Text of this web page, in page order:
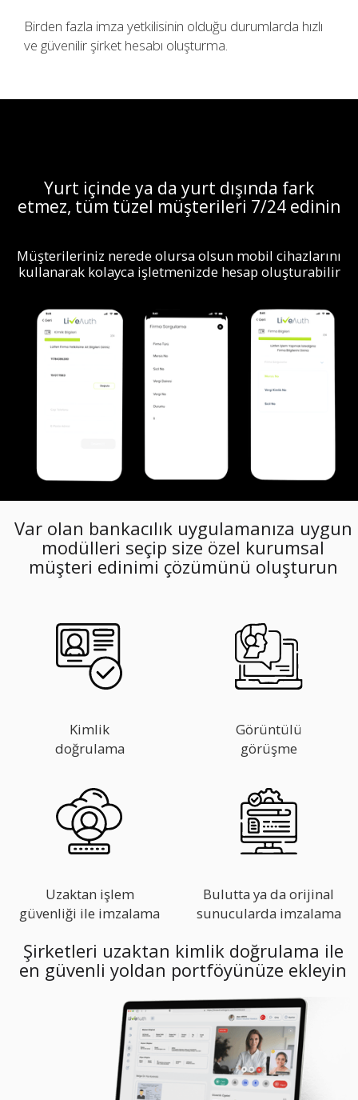
Birden fazla imza yetkilisinin olduğu durumlarda hızlı
ve güvenilir şirket hesabı oluşturma.
Yurt içinde ya da yurt dışında fark
etmez, tüm tüzel müşterileri 7/24 edinin
Müşterileriniz nerede olursa olsun mobil cihazlarını
kullanarak kolayca işletmenizde hesap oluşturabilir
Var olan bankacılık uygulamanıza uygun
modülleri seçip size özel kurumsal
müşteri edinimi çözümünü oluşturun
Kimlik
doğrulama
Görüntülü
görüşme
Uzaktan işlem
güvenliği ile imzalama
Bulutta ya da orijinal
sunucularda imzalama
Şirketleri uzaktan kimlik doğrulama ile
en güvenli yoldan portföyünüze ekleyin